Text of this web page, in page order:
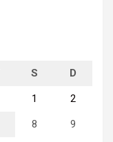
S D
1 2
8 9